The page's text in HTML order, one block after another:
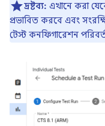
দ্রষ্টব্য: এখানে করা
প্রভাবিত করবে এবং
টেস্ট কনফিগারেশন